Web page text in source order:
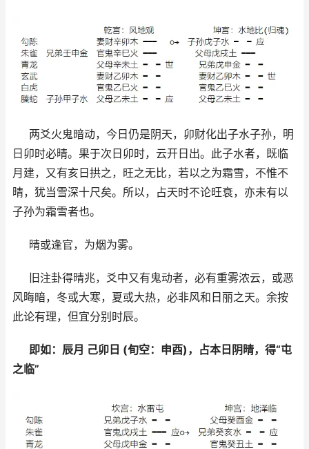
两爻火鬼暗动，今日仍是阴天，卯财化出子水子孙，明
日卯时必晴。果于次日卯时，云开日出。此子水者，既临
月建，又有亥日拱之，旺之无比，若以之为霜雪，不惟不
晴，犹当雪深十尺矣。所以，占天时不论旺衰，亦未有以
子孙为霜雪者也。
晴或逢官，为烟为雾。
旧注卦得晴兆，爻中又有鬼动者，必有重雾浓云，或恶
风晦暗，冬或大寒，夏或大热，必非风和日丽之天。余按
此论有理，但宜分别时辰。
即如：辰月 己卯日 (旬空：申酉)，占本日阴晴，得“屯
之临”